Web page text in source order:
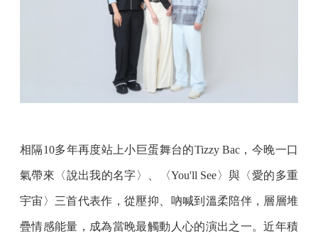
相隔10多年再度站上小巨蛋舞台的Tizzy Bac，今晚一口
氣帶來〈說出我的名字〉、〈You'll See〉與〈愛的多重
宇宙〉三首代表作，從壓抑、吶喊到溫柔陪伴，層層堆
疊情感能量，成為當晚最觸動人心的演出之一。近年積